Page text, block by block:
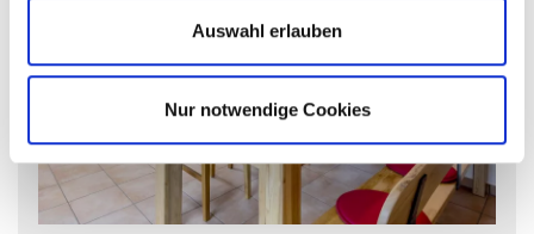
Auswahl erlauben
Nur notwendige Cookies